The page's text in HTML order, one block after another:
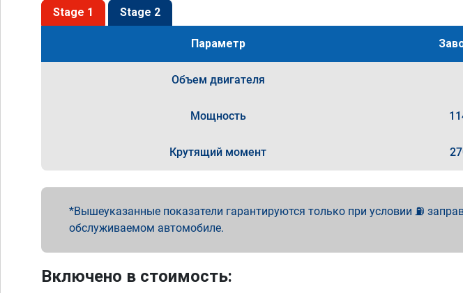
Stage 1 Stage 2
Параметр
Объем двигателя
Мощность
Крутящий момент
Вышеуказанные показатели гарантируются только при условии ⛽
обслуживаемом автомобиле.
Включено в стоимость: